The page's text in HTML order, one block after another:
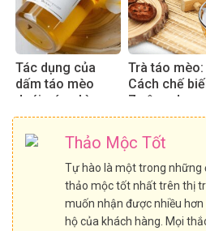
Tác dụng của
dấm táo mèo
dưới góc nhìn
chuyên gia
Trà táo mèo:
Cách chế
7 công dụng
khiến bạn
ngờ!
Thảo Mộc Tốt
Tự hào là một trong những
thảo mộc tốt nhất trên thị
muốn nhận được nhiều
hộ của khách hàng. Mọi